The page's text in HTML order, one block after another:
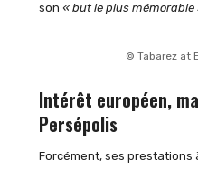
son « but le plus mémorable
© Tabarez at
Intérêt européen,
Persépolis
Forcément, ses prestations